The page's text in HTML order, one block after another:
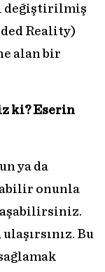
değiştirilmiş
Reality)
alan bir
ki? Eserin
ya da
onunla
Bu